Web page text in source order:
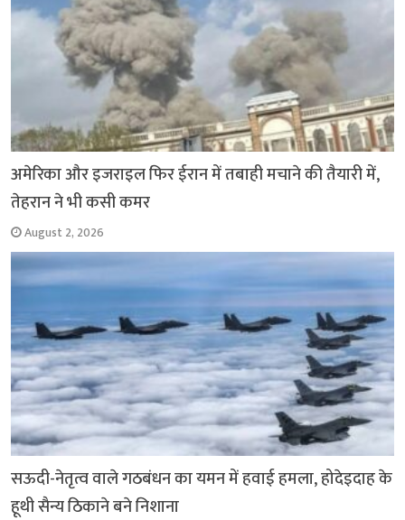
अमेरिका और इजराइल फिर ईरान में तबाही मचाने की तैयारी में,
तेहरान ने भी कसी कमर
August 2, 2026
सऊदी-नेतृत्व वाले गठबंधन का यमन में हवाई हमला, होदेइदाह के
हूथी सैन्य ठिकाने बने निशाना